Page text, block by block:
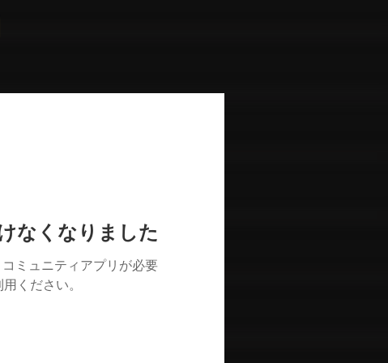
なくなりました
ミュニティアプリが必要
ください。